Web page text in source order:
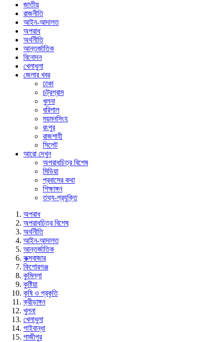
জাতীয়
রাজনীতি
আইন-আদালত
অপরাধ
অর্থনীতি
আন্তর্জাতিক
বিনোদন
খেলাধুলা
জেলার খবর
ঢাকা
চট্রগ্রাম
খুলনা
বরিশাল
ময়মনসিংহ
রংপুর
রাজশাহী
সিলেট
আরো দেখুন
অপরাধচিত্র বিশেষ
মিডিয়া
প্রবাসের কথা
শিক্ষাঙ্গন
তথ্য-প্রযুক্তি
অপরাধ
অপরাধচিত্র বিশেষ
অর্থনীতি
আইন-আদালত
আন্তর্জাতিক
কক্সবাজার
কিশোরগঞ্জ
কুমিল্লা
কুষ্টিয়া
কৃষি ও প্রকৃতি
ক্রীড়াঙ্গন
খুলনা
খেলাধুলা
গাইবান্ধা
গাজীপুর